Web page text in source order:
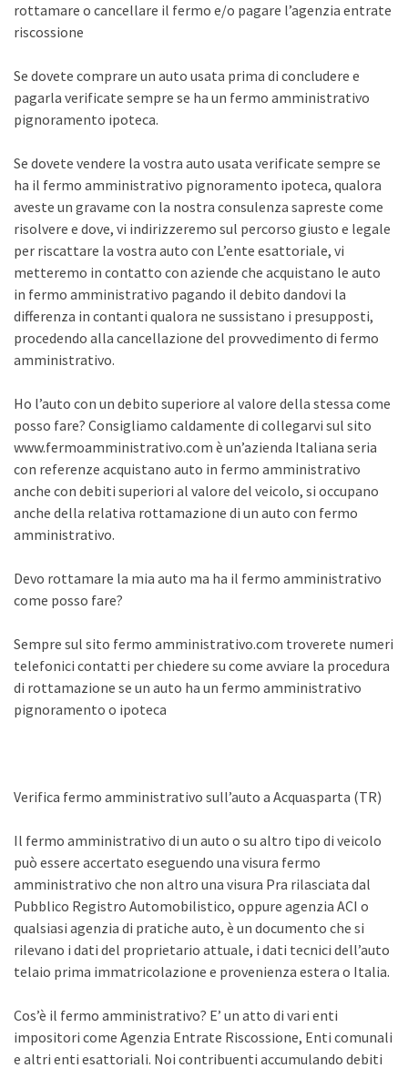
rottamare o cancellare il fermo e/o pagare l’agenzia entrate
riscossione
Se dovete comprare un auto usata prima di concludere e
pagarla verificate sempre se ha un fermo amministrativo
pignoramento ipoteca.
Se dovete vendere la vostra auto usata verificate sempre se
ha il fermo amministrativo pignoramento ipoteca, qualora
aveste un gravame con la nostra consulenza sapreste come
risolvere e dove, vi indirizzeremo sul percorso giusto e legale
per riscattare la vostra auto con L’ente esattoriale, vi
metteremo in contatto con aziende che acquistano le auto
in fermo amministrativo pagando il debito dandovi la
differenza in contanti qualora ne sussistano i presupposti,
procedendo alla cancellazione del provvedimento di fermo
amministrativo.
Ho l’auto con un debito superiore al valore della stessa come
posso fare? Consigliamo caldamente di collegarvi sul sito
www.fermoamministrativo.com è un’azienda Italiana seria
con referenze acquistano auto in fermo amministrativo
anche con debiti superiori al valore del veicolo, si occupano
anche della relativa rottamazione di un auto con fermo
amministrativo.
Devo rottamare la mia auto ma ha il fermo amministrativo
come posso fare?
Sempre sul sito fermo amministrativo.com troverete numeri
telefonici contatti per chiedere su come avviare la procedura
di rottamazione se un auto ha un fermo amministrativo
pignoramento o ipoteca
Verifica fermo amministrativo sull’auto a Acquasparta (TR)
Il fermo amministrativo di un auto o su altro tipo di veicolo
può essere accertato eseguendo una visura fermo
amministrativo che non altro una visura Pra rilasciata dal
Pubblico Registro Automobilistico, oppure agenzia ACI o
qualsiasi agenzia di pratiche auto, è un documento che si
rilevano i dati del proprietario attuale, i dati tecnici dell’auto
telaio prima immatricolazione e provenienza estera o Italia.
Cos’è il fermo amministrativo? E’ un atto di vari enti
impositori come Agenzia Entrate Riscossione, Enti comunali
e altri enti esattoriali. Noi contribuenti accumulando debiti